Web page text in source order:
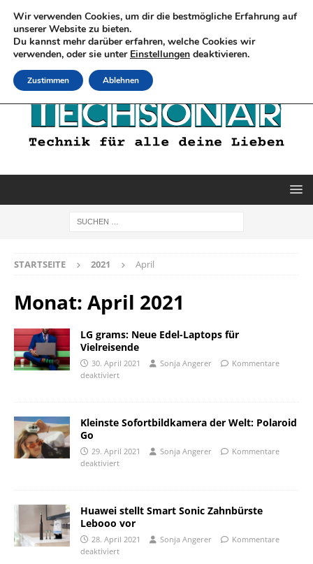
STARTSEITE 2021 April
Monat: April 2021
LG grams: Neue Edel-Laptops für
Vielreisende
30. April 2021 Sonja Angerer
Kommentare
deaktiviert
Kleinste Sofortbildkamera der Welt: Polaroid
Go
29. April 2021 Sonja Angerer
Kommentare
deaktiviert
Huawei stellt Smart Sonic Zahnbürste
Lebooo vor
28. April 2021 Sonja Angerer
Kommentare
deaktiviert
Wir verwenden Cookies, um dir die bestmögliche Erfahrung auf
unserer Website zu bieten.
Du kannst mehr darüber erfahren, welche Cookies wir
verwenden, oder sie unter Einstellungen deaktivieren.
Zustimmen Ablehnen